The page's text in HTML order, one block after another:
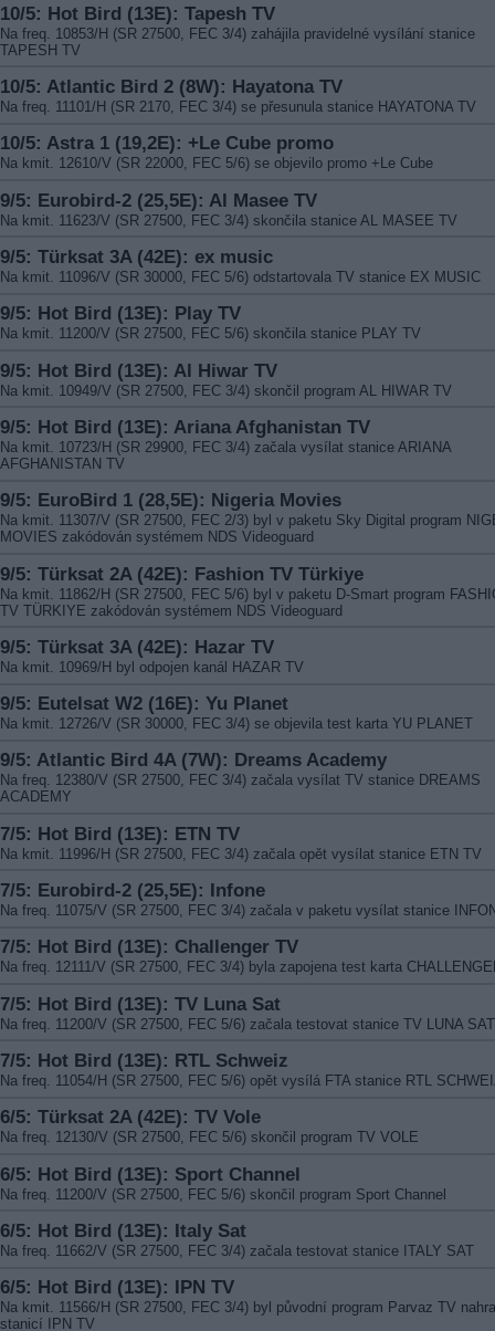
10/5: Hot Bird (13E): Tapesh TV
Na freq. 10853/H (SR 27500, FEC 3/4) zahájila pravidelné vysílání stanice
TAPESH TV
10/5: Atlantic Bird 2 (8W): Hayatona TV
Na freq. 11101/H (SR 2170, FEC 3/4) se přesunula stanice HAYATONA TV
10/5: Astra 1 (19,2E): +Le Cube promo
Na kmit. 12610/V (SR 22000, FEC 5/6) se objevilo promo +Le Cube
9/5: Eurobird-2 (25,5E): Al Masee TV
Na kmit. 11623/V (SR 27500, FEC 3/4) skončila stanice AL MASEE TV
9/5: Türksat 3A (42E): ex music
Na kmit. 11096/V (SR 30000, FEC 5/6) odstartovala TV stanice EX MUSIC
9/5: Hot Bird (13E): Play TV
Na kmit. 11200/V (SR 27500, FEC 5/6) skončila stanice PLAY TV
9/5: Hot Bird (13E): Al Hiwar TV
Na kmit. 10949/V (SR 27500, FEC 3/4) skončil program AL HIWAR TV
9/5: Hot Bird (13E): Ariana Afghanistan TV
Na kmit. 10723/H (SR 29900, FEC 3/4) začala vysílat stanice ARIANA
AFGHANISTAN TV
9/5: EuroBird 1 (28,5E): Nigeria Movies
Na kmit. 11307/V (SR 27500, FEC 2/3) byl v paketu Sky Digital program
MOVIES zakódován systémem NDS Videoguard
9/5: Türksat 2A (42E): Fashion TV Türkiye
Na kmit. 11862/H (SR 27500, FEC 5/6) byl v paketu D-Smart program
TV TÜRKIYE zakódován systémem NDS Videoguard
9/5: Türksat 3A (42E): Hazar TV
Na kmit. 10969/H byl odpojen kanál HAZAR TV
9/5: Eutelsat W2 (16E): Yu Planet
Na kmit. 12726/V (SR 30000, FEC 3/4) se objevila test karta YU PLANET
9/5: Atlantic Bird 4A (7W): Dreams Academy
Na freq. 12380/V (SR 27500, FEC 3/4) začala vysílat TV stanice DREAMS
ACADEMY
7/5: Hot Bird (13E): ETN TV
Na kmit. 11996/H (SR 27500, FEC 3/4) začala opět vysílat stanice ETN TV
7/5: Eurobird-2 (25,5E): Infone
Na freq. 11075/V (SR 27500, FEC 3/4) začala v paketu vysílat stanice
7/5: Hot Bird (13E): Challenger TV
Na freq. 12111/V (SR 27500, FEC 3/4) byla zapojena test karta
7/5: Hot Bird (13E): TV Luna Sat
Na freq. 11200/V (SR 27500, FEC 5/6) začala testovat stanice TV LUNA SAT
7/5: Hot Bird (13E): RTL Schweiz
Na freq. 11054/H (SR 27500, FEC 5/6) opět vysílá FTA stanice RTL
6/5: Türksat 2A (42E): TV Vole
Na freq. 12130/V (SR 27500, FEC 5/6) skončil program TV VOLE
6/5: Hot Bird (13E): Sport Channel
Na freq. 11200/V (SR 27500, FEC 5/6) skončil program Sport Channel
6/5: Hot Bird (13E): Italy Sat
Na freq. 11662/V (SR 27500, FEC 3/4) začala testovat stanice ITALY SAT
6/5: Hot Bird (13E): IPN TV
Na kmit. 11566/H (SR 27500, FEC 3/4) byl původní program Parvaz TV
stanicí IPN TV